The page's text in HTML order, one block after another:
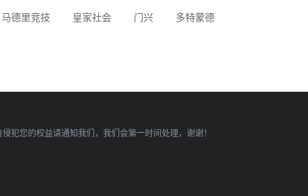
马德里竞技
皇家社会 门兴 多特蒙德
犯您的权益请通知我们，我们会第一时间处理，谢谢！